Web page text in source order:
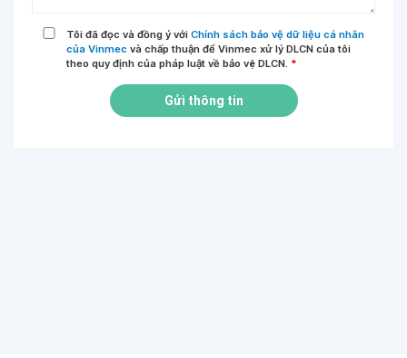
Tôi đã đọc và đồng ý với Chính sách bảo vệ dữ liệu cá nhân
của Vinmec và chấp thuận để Vinmec xử lý DLCN của tôi
theo quy định của pháp luật về bảo vệ DLCN. *
Gửi thông tin